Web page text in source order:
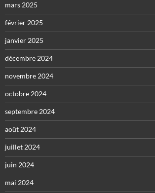
mars 2025
février 2025
janvier 2025
décembre 2024
novembre 2024
octobre 2024
septembre 2024
août 2024
juillet 2024
juin 2024
mai 2024